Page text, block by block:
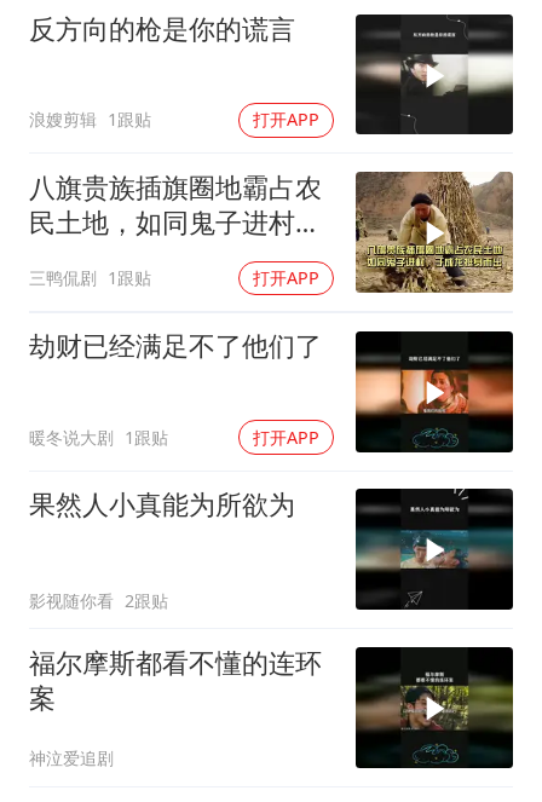
反方向的枪是你的谎言
浪嫂剪辑 1跟贴 打开APP
八旗贵族插旗圈地霸占农
民土地，如同鬼子进村，
三鸭侃剧 1跟贴 打开APP
劫财已经满足不了他们了
暖冬说大剧 1跟贴 打开APP
果然人小真能为所欲为
影视随你看 2跟贴
福尔摩斯都看不懂的连环
案
神泣爱追剧